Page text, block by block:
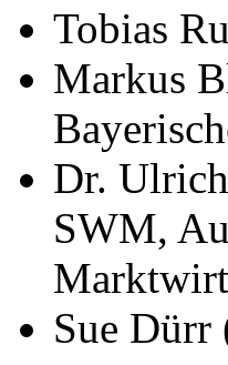
Tobias
Markus
Dr.
SWM,
Sue Dürr